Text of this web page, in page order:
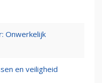
Onwerkelijk
en veiligheid